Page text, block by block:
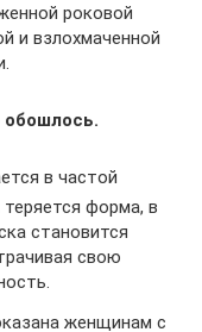
роковой
и взлохмаченной
обошлось.
в частой
форма, в
становится
свою
женщинам с